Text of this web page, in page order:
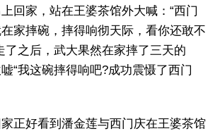
回家，站在王婆茶馆外大喊：“西门
家摔碗，摔得响彻天际，看你还敢不
了之后，武大果然在家摔了三天的
“我这碗摔得响吧?成功震慑了西门
正好看到潘金莲与西门庆在王婆茶馆